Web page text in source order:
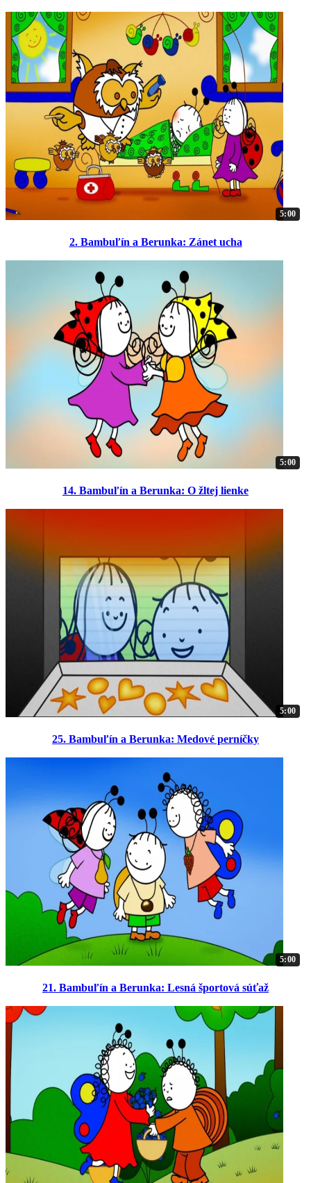
5:00
2. Bambuľín a Berunka: Zánet ucha
5:00
14. Bambuľín a Berunka: O žltej lienke
5:00
25. Bambuľín a Berunka: Medové perníčky
5:00
21. Bambuľín a Berunka: Lesná športová súťaž